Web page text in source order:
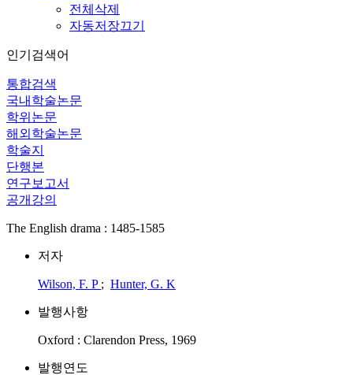
전체삭제
자동저장끄기
인기검색어
통합검색
국내학술논문
학위논문
해외학술논문
학술지
단행본
연구보고서
공개강의
The English drama : 1485-1585
저자
Wilson, F. P ; Hunter, G. K
발행사항
Oxford : Clarendon Press, 1969
발행연도